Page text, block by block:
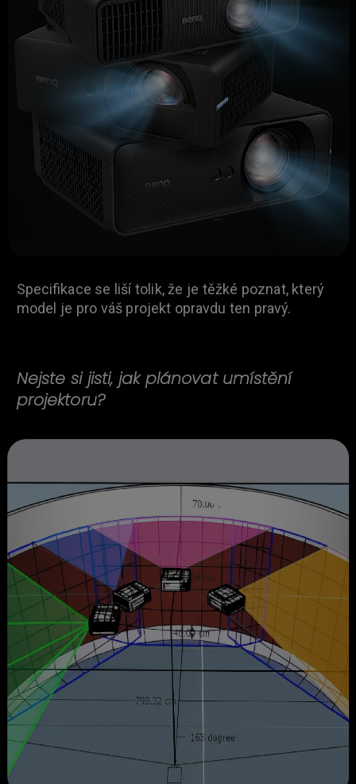
Specifikace se liší tolik, že je těžké poznat, který
model je pro váš projekt opravdu ten pravý.
Nejste si jisti, jak plánovat umístění
projektoru?